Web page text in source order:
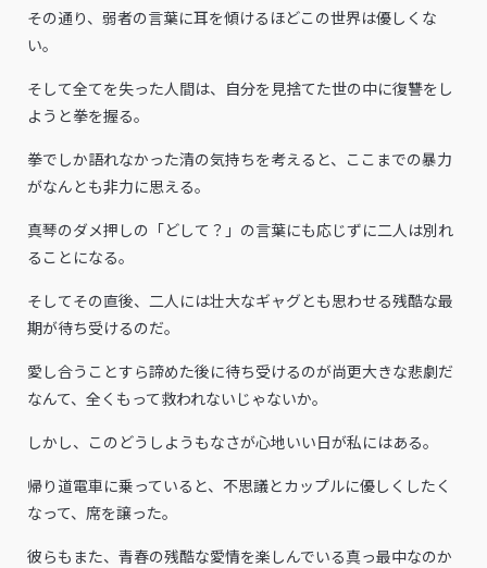
その通り、弱者の言葉に耳を傾けるほどこの世界は優しくな
い。
そして全てを失った人間は、自分を見捨てた世の中に復讐をし
ようと拳を握る。
拳でしか語れなかった清の気持ちを考えると、ここまでの暴力
がなんとも非力に思える。
真琴のダメ押しの「どして？」の言葉にも応じずに二人は別れ
ることになる。
そしてその直後、二人には壮大なギャグとも思わせる残酷な最
期が待ち受けるのだ。
愛し合うことすら諦めた後に待ち受けるのが尚更大きな悲劇だ
なんて、全くもって救われないじゃないか。
しかし、このどうしようもなさが心地いい日が私にはある。
帰り道電車に乗っていると、不思議とカップルに優しくしたく
なって、席を譲った。
彼らもまた、青春の残酷な愛情を楽しんでいる真っ最中なのか